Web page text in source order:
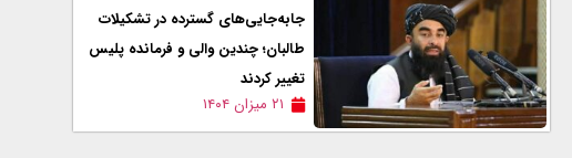
جابه‌جایی‌های گسترده در تشکیلات
طالبان؛ چندین والی و فرمانده پلیس
تغییر کردند
۲۱ میزان ۱۴۰۴